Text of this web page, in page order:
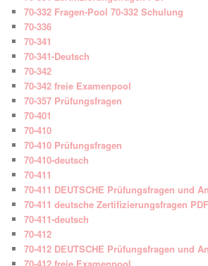
70-332 Fragen-Pool 70-332 Schulung
70-336
70-341
70-341-Deutsch
70-342
70-342 freie Examenpool
70-357 Prüfungsfragen
70-401
70-410
70-410 Prüfungsfragen
70-410-deutsch
70-411
70-411 DEUTSCHE Prüfungsfragen und
70-411 deutsche Zertifizierungsfragen PDF
70-411-deutsch
70-412
70-412 DEUTSCHE Prüfungsfragen und